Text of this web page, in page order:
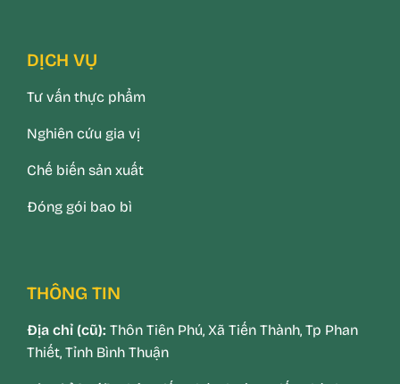
DỊCH VỤ
Tư vấn thực phẩm
Nghiên cứu gia vị
Chế biến sản xuất
Đóng gói bao bì
THÔNG TIN
Địa chỉ (cũ): Thôn Tiên Phú, Xã Tiến Thành, Tp Phan
Thiết, Tỉnh Bình Thuận